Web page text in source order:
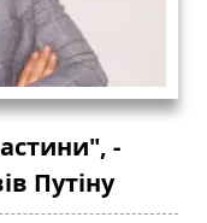
-
Путіну